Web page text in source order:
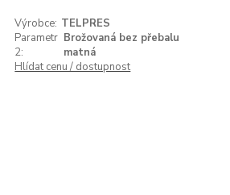
Výrobce: TELPRES
Parametr
2:
Brožovaná bez přebalu
matná
Hlídat cenu / dostupnost